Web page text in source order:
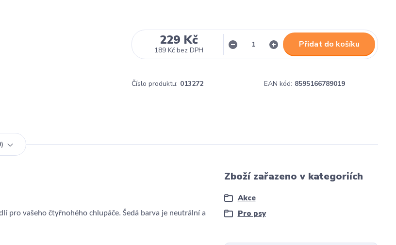
229 Kč
189 Kč bez DPH
Přidat do košíku
Číslo produktu: 013272 EAN kód: 8595166789019
pro vašeho čtyřnohého chlupáče. Šedá barva je neutrální a
Zboží zařazeno v kategoriích
Akce
Pro psy